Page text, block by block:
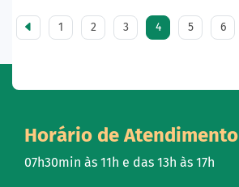
1 2 3 4 5 6
Horário de Atendimento
07h30min às 11h e das 13h às 17h